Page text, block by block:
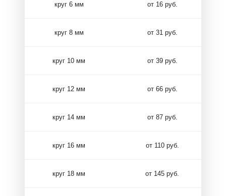
круг 6 мм от 16 руб.
круг 8 мм от 31 руб.
круг 10 мм от 39 руб.
круг 12 мм от 66 руб.
круг 14 мм от 87 руб.
круг 16 мм от 110 руб.
круг 18 мм от 145 руб.